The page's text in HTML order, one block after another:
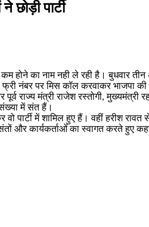
पार्टी
का नाम नही ले रही है। बुधवार तीन
नंबर पर मिस कॉल करवाकर भाजपा की
मंत्री राजेश रस्तोगी, मुख्यमंत्री
में संत हैं।
पार्टी में शामिल हुए हैं। वहीं हरीश
संतों और कार्यकर्ताओं का स्वागत करते